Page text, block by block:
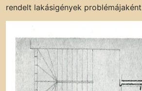
rendelt lakásigények